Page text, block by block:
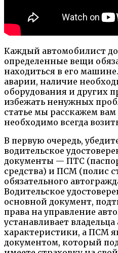
Каждый автомобилист
определенные вещи
находиться в его
аварии, наличие
оборудования и других
избежать ненужных
статье мы расскажем
необходимо всегда
В первую очередь,
водительское
документы — ПТС
средства) и ПСМ (полис
обязательного
Водительское
основной документ,
права на управление
устанавливает
характеристики, а ПСМ
документом, который